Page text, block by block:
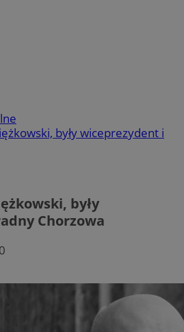
były wiceprezydent i
były
Chorzowa